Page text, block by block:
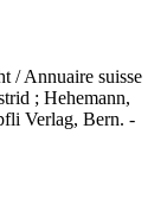
/ Annuaire suisse
; Hehemann,
Verlag, Bern. -